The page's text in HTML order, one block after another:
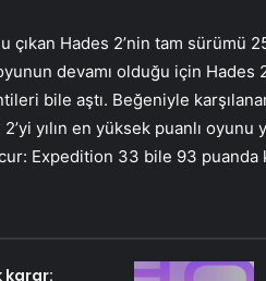
Hades 2’nin tam sürümü
devamı olduğu için Hades
bile aştı. Beğeniyle
yılın en yüksek puanlı oyunu
Expedition 33 bile 93 puanda
karar: